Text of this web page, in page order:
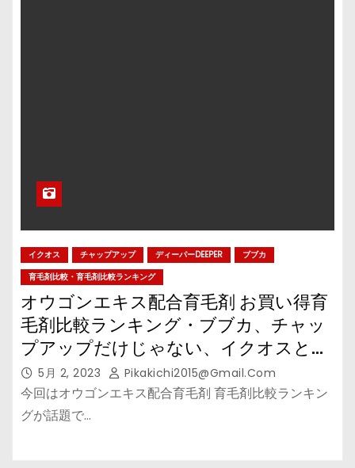
イクオス チャップアップ ディーパーDEEPER
ブブカ
育毛剤比較・育毛剤比較ランキング
オウゴンエキス配合育毛剤 お買い得育
毛剤比較ランキング・ブブカ、チャッ
プアップだけじゃない、イクオスとデ
ィーパー、オウゴンエキス配合育毛剤
で５αリダクターゼを抑制する！
5月 2, 2023 Pikakichi2015@gmail.com
今回はオウゴンエキス配合育毛剤 育毛剤比較ランキン
グが話題で…